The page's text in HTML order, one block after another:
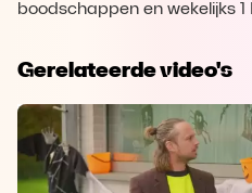
boodschappen en wekelijks
Gerelateerde video's